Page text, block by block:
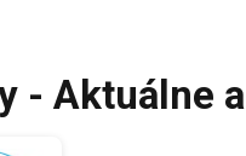
- Aktuálne